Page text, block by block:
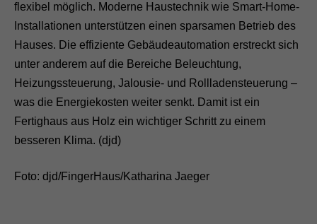
flexibel möglich. Moderne Haustechnik wie Smart-Home-
Installationen unterstützen einen sparsamen Betrieb des
Hauses. Die effiziente Gebäudeautomation erstreckt sich
unter anderem auf die Bereiche Beleuchtung,
Heizungssteuerung, Jalousie- und Rollladensteuerung –
was die Energiekosten weiter senkt. Damit ist ein
Fertighaus aus Holz ein wichtiger Schritt zu einem
besseren Klima. (djd)
Foto: djd/FingerHaus/Katharina Jaeger